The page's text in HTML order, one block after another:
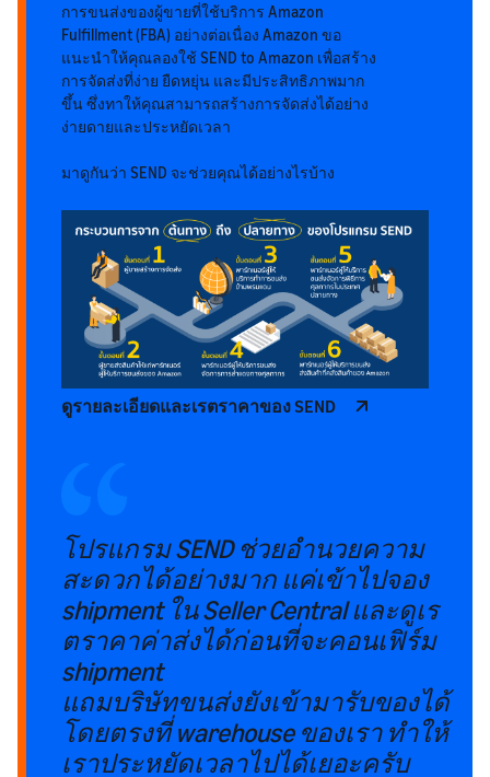
การขนส่งของผู้ขายที่ใช้บริการ Amazon
Fulfillment (FBA) อย่างต่อเนื่อง Amazon ขอ
แนะนำให้คุณลองใช้ SEND to Amazon เพื่อสร้าง
การจัดส่งที่ง่าย ยืดหยุ่น และมีประสิทธิภาพมาก
ขึ้น ซึ่งทาให้คุณสามารถสร้างการจัดส่งได้อย่าง
ง่ายดายและประหยัดเวลา
มาดูกันว่า SEND จะช่วยคุณได้อย่างไรบ้าง
ดูรายละเอียดและเรตราคาของ SEND
โปรแกรม SEND ช่วยอำนวยความ
สะดวกได้อย่างมาก แค่เข้าไปจอง
shipment ใน Seller Central และดูเร
ตราคาค่าส่งได้ก่อนที่จะคอนเฟิร์ม
shipment
แถมบริษัทขนส่งยังเข้ามารับของได้
โดยตรงที่ warehouse ของเรา ทำให้
เราประหยัดเวลาไปได้เยอะครับ